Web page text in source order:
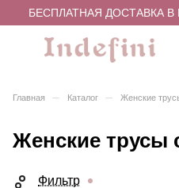
БЕСПЛАТНАЯ ДОСТАВКА В
Главная – Каталог – Женские
Женские трусы
Фильтр